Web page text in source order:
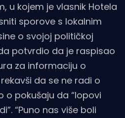
u kojem je vlasnik Hotela
sporove s lokalnim
o svojoj političkoj
potvrdio da je raspisao
za informaciju o
da se ne radi o
o pokušaju da “lopovi
“Puno nas više boli